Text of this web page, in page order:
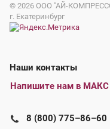
© 2026 ООО "АЙ-
г. Екатеринбург
Наши
Напишите нам в МАКС
8 (800) 775–86–60